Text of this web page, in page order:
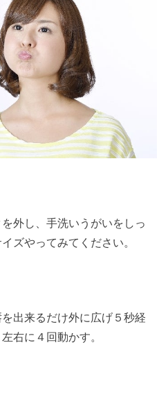
外し、手洗いうがいをしっ
ズやってみてください。
出来るだけ外に広げ５秒経
右に４回動かす。